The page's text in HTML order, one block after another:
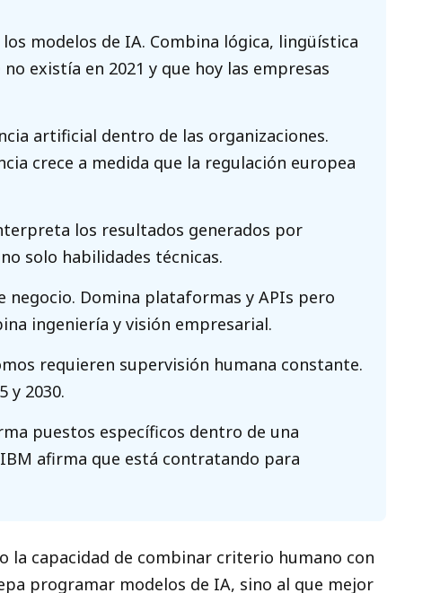
modelos de IA. Combina lógica, lingüística
existía en 2021 y que hoy las empresas
artificial dentro de las organizaciones.
crece a medida que la regulación europea
los resultados generados por
solo habilidades técnicas.
Domina plataformas y APIs pero
ingeniería y visión empresarial.
requieren supervisión humana constante.
y 2030.
puestos específicos dentro de una
afirma que está contratando para
la capacidad de combinar criterio humano con
programar modelos de IA, sino al que mejor